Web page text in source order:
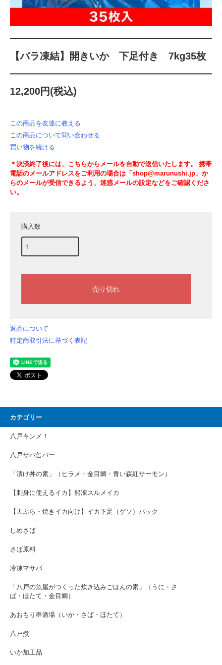
【バラ凍結】開きいか 下足付き 7kg35枚
12,200円(税込)
この商品を友達に教える
この商品について問い合わせる
買い物を続ける
＊決済終了後には、こちらからメールを自動で送信いたします。 携帯
電話のメールアドレスをご利用の場合は「shop@marunushi.jp」か
らのメールが受信できるよう、迷惑メールの設定などをご確認くださ
い。
購入数
返品について
特定商取引法に基づく表記
カテゴリー
八戸キンメ！
八戸サバ缶バー
「漬け丼の素」（ヒラメ・金目鯛・青い森紅サーモン）
【刺身に使えるイカ】船凍スルメイカ
【天ぷら・焼きイカ向け】イカ下足（ゲソ）パック
しめさば
さば原料
冷凍マサバ
「八戸の魚屋がつくった炊き込みごはんの素」（うに・さ
ば・ほたて・金目鯛）
あおもり串酒場（いか・さば・ほたて）
八戸煮
いか加工品